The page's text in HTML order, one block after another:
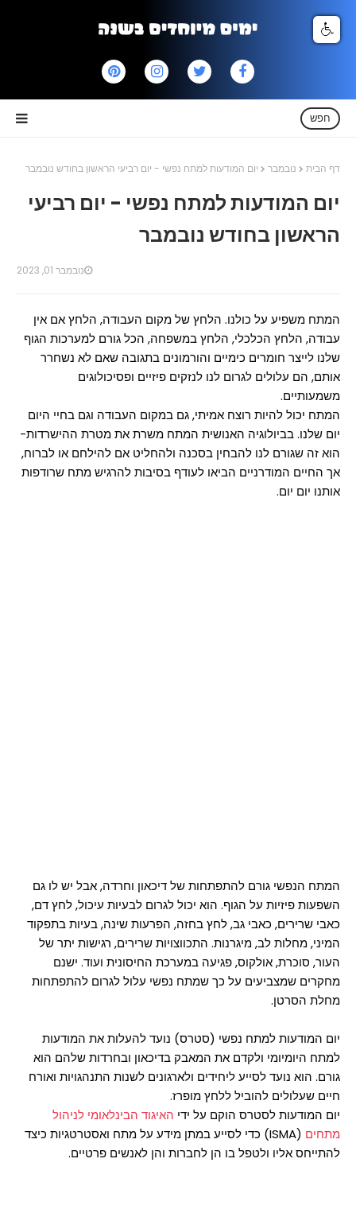
חפש
דף הבית נובמבר יום המודעות למתח נפשי - יום רביעי הראשון בחודש נובמבר
יום המודעות למתח נפשי - יום רביעי
הראשון בחודש נובמבר
נובמבר 01, 2023
המתח משפיע על כולנו. הלחץ של מקום העבודה, הלחץ אם אין
עבודה, הלחץ הכלכלי, הלחץ במשפחה, הכל גורם למערכות הגוף
שלנו לייצר חומרים כימיים והורמונים בתגובה שאם לא נשחרר
אותם, הם עלולים לגרום לנו לנזקים פיזיים ופסיכולוגים
משמעותיים.
המתח יכול להיות רוצח אמיתי, גם במקום העבודה וגם בחיי היום
יום שלנו. בביולוגיה האנושית המתח משרת את מטרת ההישרדות-
הוא זה שגורם לנו להבחין בסכנה ולהחליט אם להילחם או לברוח,
אך החיים המודרניים הביאו לעודף בסיבות להרגיש מתח שרודפות
אותנו יום יום.
המתח הנפשי גורם להתפתחות של דיכאון וחרדה, אבל יש לו גם
השפעות פיזיות על הגוף. הוא יכול לגרום לבעיות עיכול, לחץ דם,
כאבי שרירים, כאבי גב, לחץ בחזה, הפרעות שינה, בעיות בתפקוד
המיני, מחלות לב, מיגרנות. התכווצויות שרירים, רגישות יתר של
העור, סוכרת, אולקוס, פגיעה במערכת החיסונית ועוד. ישנם
מחקרים שמצביעים על כך שמתח נפשי עלול לגרום להתפתחות
מחלת הסרטן.
יום המודעות למתח נפשי (סטרס) נועד להעלות את המודעות
למתח היומיומי ולקדם את המאבק בדיכאון ובחרדות שלהם הוא
גורם. הוא נועד לסייע ליחידים ולארגונים לשנות התנהגויות ואורח
חיים שעלולים להוביל ללחץ מופרז.
יום המודעות לסטרס הוקם על ידי האיגוד הבינלאומי לניהול
מתחים
(ISMA) כדי לסייע במתן מידע על מתח ואסטרטגיות כיצד
להתייחס אליו ולטפל בו הן לחברות והן לאנשים פרטיים.